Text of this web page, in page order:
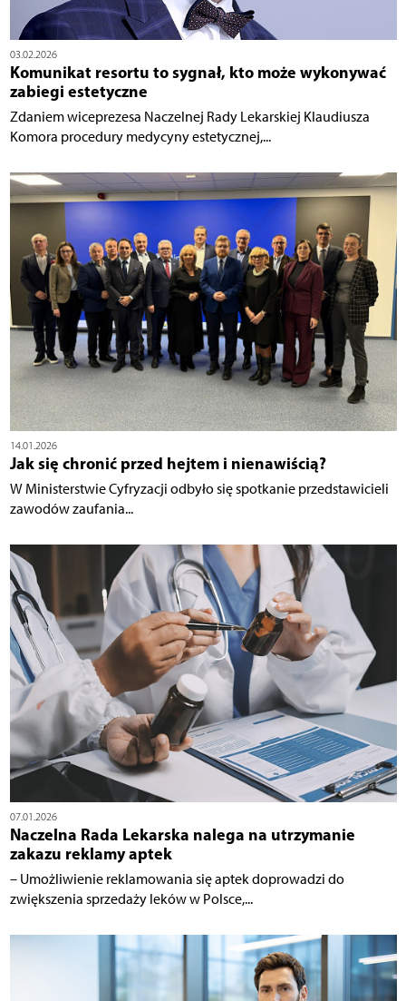
03.02.2026
Komunikat resortu to sygnał, kto może wykonywać
zabiegi estetyczne
Zdaniem wiceprezesa Naczelnej Rady Lekarskiej Klaudiusza
Komora procedury medycyny estetycznej,...
14.01.2026
Jak się chronić przed hejtem i nienawiścią?
W Ministerstwie Cyfryzacji odbyło się spotkanie przedstawicieli
zawodów zaufania...
07.01.2026
Naczelna Rada Lekarska nalega na utrzymanie
zakazu reklamy aptek
– Umożliwienie reklamowania się aptek doprowadzi do
zwiększenia sprzedaży leków w Polsce,...